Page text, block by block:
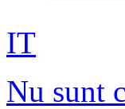
IT
Nu sunt